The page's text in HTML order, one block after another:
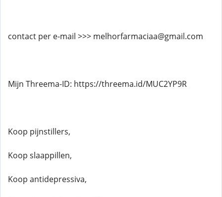
contact per e-mail >>> melhorfarmaciaa@gmail.com
Mijn Threema-ID: https://threema.id/MUC2YP9R
Koop pijnstillers,
Koop slaappillen,
Koop antidepressiva,